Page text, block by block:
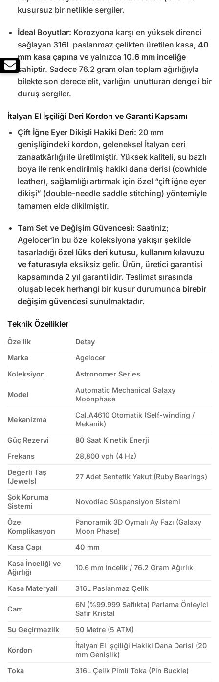
kusursuz bir netlikle sergiler.
İdeal Boyutlar: Korozyona karşı en yüksek direnci
sağlayan 316L paslanmaz çelikten üretilen kasa, 40
mm kasa çapına ve yalnızca 10.6 mm inceliğe
sahiptir. Sadece 76.2 gram olan toplam ağırlığıyla
bilekte son derece elit, varlığını unutturan dengeli bir
duruş sergiler.
İtalyan El İşçiliği Deri Kordon ve Garanti Kapsamı
Çift İğne Eyer Dikişli Hakiki Deri: 20 mm
genişliğindeki kordon, geleneksel İtalyan deri
zanaatkârlığı ile üretilmiştir. Yüksek kaliteli, su bazlı
boya ile renklendirilmiş hakiki dana derisi (cowhide
leather), sağlamlığı artırmak için özel “çift iğne eyer
dikişi” (double-needle saddle stitching) yöntemiyle
tamamen elde dikilmiştir.
Tam Set ve Değişim Güvencesi: Saatiniz;
Agelocer’in bu özel koleksiyona yakışır şekilde
tasarladığı özel lüks deri kutusu, kullanım kılavuzu
ve faturasıyla eksiksiz gelir. Ürün, üretici garantisi
kapsamında 2 yıl garantilidir. Teslimat sırasında
oluşabilecek herhangi bir kusur durumunda birebir
değişim güvencesisunulmaktadır.
Teknik Özellikler
Özellik
Detay
Marka
Agelocer
Koleksiyon
Astronomer Series
Model
Automatic Mechanical Galaxy
Moonphase
Mekanizma
Cal.A4610 Otomatik (Self-winding /
Mekanik)
Güç Rezervi
80 Saat Kinetik Enerji
Frekans
28,800 vph (4 Hz)
Değerli Taş
(Jewels)
27 Adet Sentetik Yakut (Ruby Bearings)
Şok Koruma
Sistemi
Novodiac Süspansiyon Sistemi
Özel
Komplikasyon
Panoramik 3D Oymalı Ay Fazı (Galaxy
Moon Phase)
Kasa Çapı
40 mm
Kasa İnceliği ve
Ağırlığı
10.6 mm İncelik / 76.2 Gram Ağırlık
Kasa Materyali 316L Paslanmaz Çelik
Cam
6N (%99.999 Saflıkta) Parlama Önleyici
Safir Kristal
Su Geçirmezlik
50 Metre (5 ATM)
Kordon
İtalyan El İşçiliği Hakiki Dana Derisi (20
mm Genişlik)
Toka
316L Çelik Pimli Toka (Pin Buckle)